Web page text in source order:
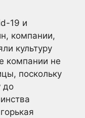
19 и
компании,
культуру
компании не
поскольку
до